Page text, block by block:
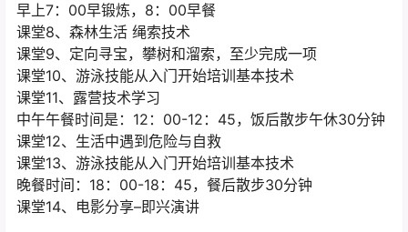
早上7：00早锻炼，8：00早餐
课堂8、森林生活 绳索技术
课堂9、定向寻宝，攀树和溜索，至少完成一项
课堂10、游泳技能从入门开始培训基本技术
课堂11、露营技术学习
中午午餐时间是：12：00-12：45，饭后散步午休30分钟
课堂12、生活中遇到危险与自救
课堂13、游泳技能从入门开始培训基本技术
晚餐时间：18：00-18：45，餐后散步30分钟
课堂14、电影分享–即兴演讲